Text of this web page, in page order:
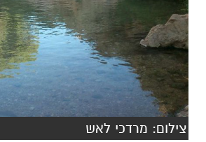
צילום: מרדכי לאש